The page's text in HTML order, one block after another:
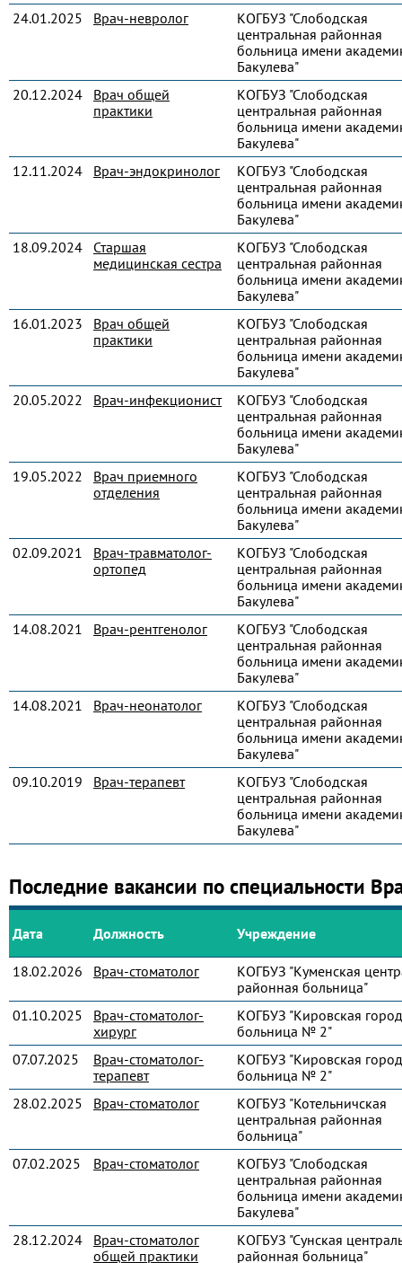
24.01.2025
Врач-невролог
КОГБУЗ "Слободская
центральная районная
больница имени
Бакулева"
20.12.2024
Врач общей
практики
КОГБУЗ "Слободская
центральная районная
больница имени
Бакулева"
12.11.2024
Врач-эндокринолог
КОГБУЗ "Слободская
центральная районная
больница имени
Бакулева"
18.09.2024
Старшая
медицинская сестра
КОГБУЗ "Слободская
центральная районная
больница имени
Бакулева"
16.01.2023
Врач общей
практики
КОГБУЗ "Слободская
центральная районная
больница имени
Бакулева"
20.05.2022
Врач-инфекционист
КОГБУЗ "Слободская
центральная районная
больница имени
Бакулева"
19.05.2022
Врач приемного
отделения
КОГБУЗ "Слободская
центральная районная
больница имени
Бакулева"
02.09.2021
Врач-травматолог-
ортопед
КОГБУЗ "Слободская
центральная районная
больница имени
Бакулева"
14.08.2021
Врач-рентгенолог
КОГБУЗ "Слободская
центральная районная
больница имени
Бакулева"
14.08.2021
Врач-неонатолог
КОГБУЗ "Слободская
центральная районная
больница имени
Бакулева"
09.10.2019
Врач-терапевт
КОГБУЗ "Слободская
центральная районная
больница имени
Бакулева"
Последние вакансии по специальности
Дата Должность Учреждение
18.02.2026 Врач-стоматолог
КОГБУЗ "Куменская
районная больница"
01.10.2025
Врач-стоматолог-
хирург
КОГБУЗ "Кировская
больница № 2"
07.07.2025
Врач-стоматолог-
терапевт
КОГБУЗ "Кировская
больница № 2"
28.02.2025
Врач-стоматолог
КОГБУЗ "Котельничская
центральная районная
больница"
07.02.2025
Врач-стоматолог
КОГБУЗ "Слободская
центральная районная
больница имени
Бакулева"
28.12.2024
Врач-стоматолог
общей практики
КОГБУЗ "Сунская
районная больница"